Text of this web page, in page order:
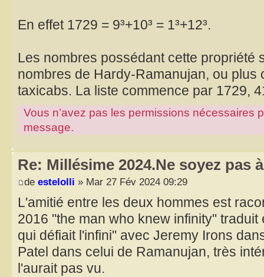
En effet 1729 = 9³+10³ = 1³+12³.
Les nombres possédant cette propriété
nombres de Hardy-Ramanujan, ou plus
taxicabs. La liste commence par 1729,
Vous n’avez pas les permissions nécessaires
message.
Re: Millésime 2024.Ne soyez pas
de estelolli » Mar 27 Fév 2024 09:29
L'amitié entre les deux hommes est
2016 "the man who knew infinity"
qui défiait l'infini" avec Jeremy Irons
Patel dans celui de Ramanujan, très
l'aurait pas vu.